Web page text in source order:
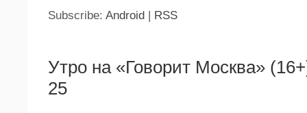
Subscribe: Android | RSS
Утро на «Говорит Москва»
25